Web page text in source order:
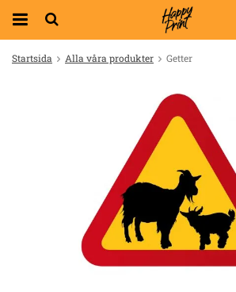
Startsida Alla våra produkter Getter